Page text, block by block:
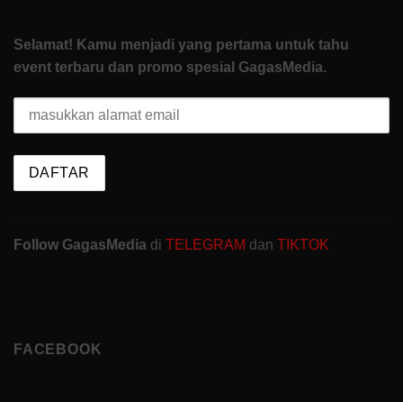
Selamat! Kamu menjadi yang pertama untuk tahu
event terbaru dan promo spesial GagasMedia.
Follow GagasMedia di TELEGRAM dan TIKTOK
FACEBOOK